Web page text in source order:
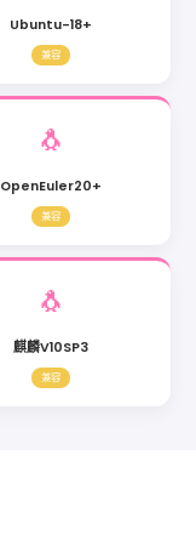
Ubuntu-18+
兼容
🐧
OpenEuler20+
兼容
🐧
麒麟V10SP3
兼容